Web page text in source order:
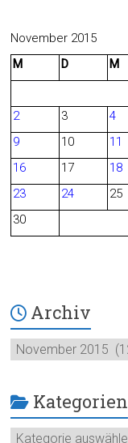
c
b
o
November 2015
M
D M
2
3 4
9
10 11
16
17 18
23
24 25
30
Archiv
Archiv
Kategorien
Kategorien